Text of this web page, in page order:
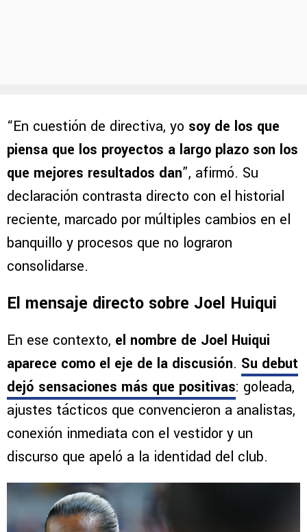
“En cuestión de directiva, yo soy de los que
piensa que los proyectos a largo plazo son los
que mejores resultados dan”, afirmó. Su
declaración contrasta directo con el historial
reciente, marcado por múltiples cambios en el
banquillo y procesos que no lograron
consolidarse.
El mensaje directo sobre Joel Huiqui
En ese contexto, el nombre de Joel Huiqui
aparece como el eje de la discusión. Su debut
dejó sensaciones más que positivas: goleada,
ajustes tácticos que convencieron a analistas,
conexión inmediata con el vestidor y un
discurso que apeló a la identidad del club.